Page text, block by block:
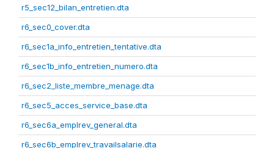
r5_sec12_bilan_entretien.dta
r6_sec0_cover.dta
r6_sec1a_info_entretien_tentative.dta
r6_sec1b_info_entretien_numero.dta
r6_sec2_liste_membre_menage.dta
r6_sec5_acces_service_base.dta
r6_sec6a_emplrev_general.dta
r6_sec6b_emplrev_travailsalarie.dta